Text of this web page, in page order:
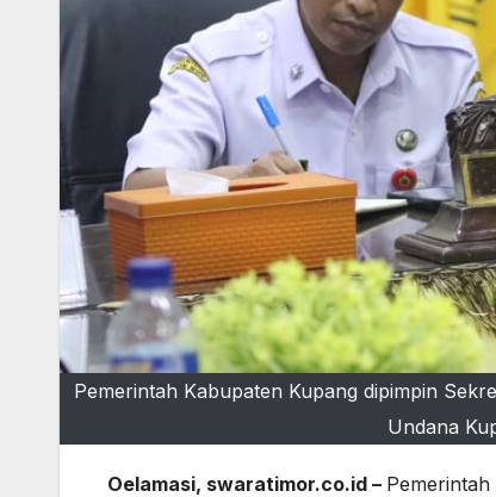
Pemerintah Kabupaten Kupang dipimpin
Undana
Oelamasi, swaratimor.co.id –